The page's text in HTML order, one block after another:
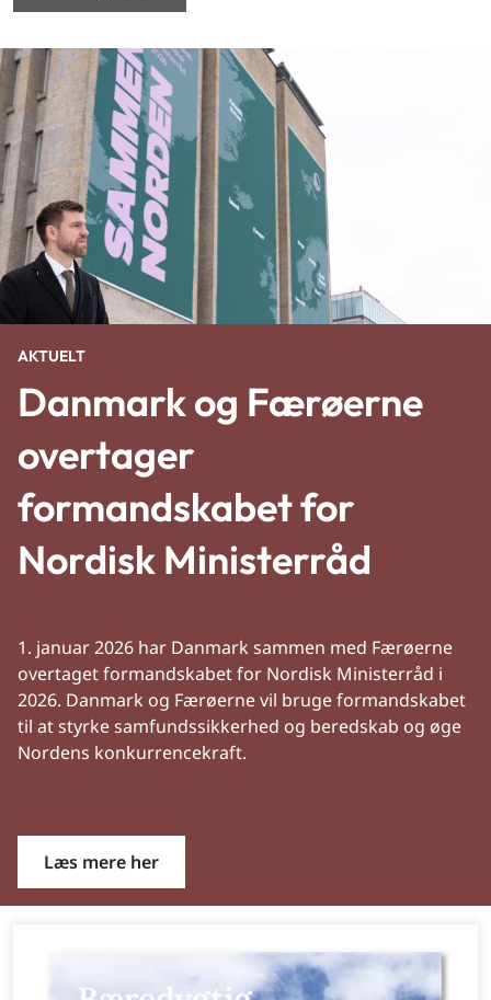
AKTUELT
Danmark og Færøerne
overtager
formandskabet for
Nordisk Ministerråd
1. januar 2026 har Danmark sammen med Færøerne
overtaget formandskabet for Nordisk Ministerråd i
2026. Danmark og Færøerne vil bruge formandskabet
til at styrke samfundssikkerhed og beredskab og øge
Nordens konkurrencekraft.
Læs mere her